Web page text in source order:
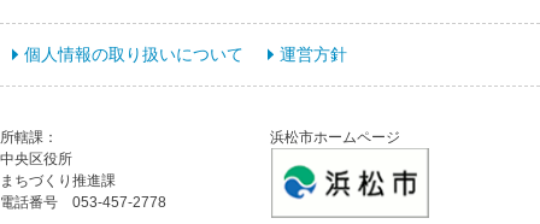
個人情報の取り扱いについて 運営方針
所轄課：
中央区役所
まちづくり推進課
電話番号 053-457-2778
浜松市ホームページ